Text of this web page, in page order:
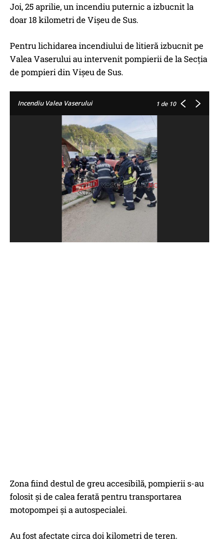
Joi, 25 aprilie, un incendiu puternic a izbucnit la
doar 18 kilometri de Vișeu de Sus.
Pentru lichidarea incendiului de litieră izbucnit pe
Valea Vaserului au intervenit pompierii de la Secția
de pompieri din Vișeu de Sus.
Incendiu Valea Vaserului 1 de 10
Zona fiind destul de greu accesibilă, pompierii s-au
folosit și de calea ferată pentru transportarea
motopompei şi a autospecialei.
Au fost afectate circa doi kilometri de teren.